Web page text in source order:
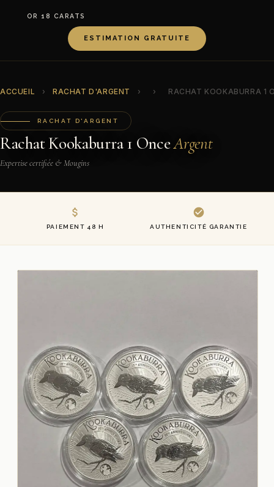
OR 18 CARATS
ESTIMATION GRATUITE
ACCUEIL › RACHAT D'ARGENT › › RACHAT KOOKABURRA 1
RACHAT D'ARGENT
Rachat Kookaburra 1 OnceArgent
Expertise certifiée & Mougins
PAIEMENT 48 H AUTHENTICITÉ GARANTIE